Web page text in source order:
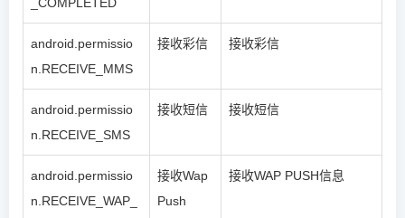
android.permissio
n.RECEIVE_MMS
接收彩信 接收彩信
android.permissio
n.RECEIVE_SMS
接收短信 接收短信
android.permissio
n.RECEIVE_WAP_
接收Wap
Push
接收WAP PUSH信息